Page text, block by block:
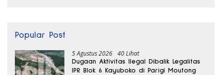
Popular Post
5 Agustus 2026 40 Lihat
Dugaan Aktivitas Ilegal Dibalik Legalitas
IPR Blok 6 Kayuboko di Parigi Moutong